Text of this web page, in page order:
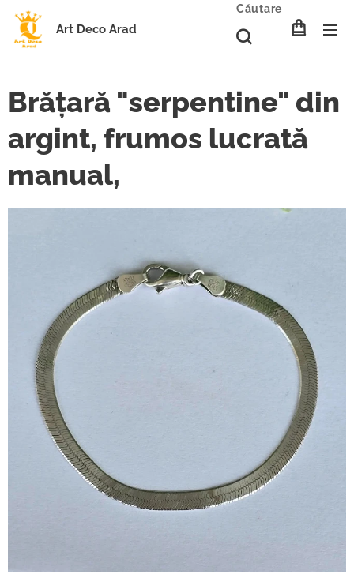
Art Deco Arad
Căutare
Brățară "serpentine" din
argint, frumos lucrată
manual,